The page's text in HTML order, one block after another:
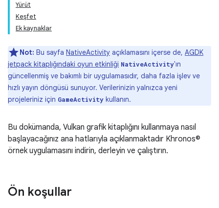
Yürüt
Keşfet
Ek kaynaklar
Not: Bu sayfa NativeActivity açıklamasını içerse de, AGDK
jetpack kitaplığındaki oyun etkinliği NativeActivity'ın
güncellenmiş ve bakımlı bir uygulamasıdır, daha fazla işlev ve
hızlı yayın döngüsü sunuyor. Verilerinizin yalnızca yeni
projeleriniz için GameActivity kullanın.
Bu dokümanda, Vulkan grafik kitaplığını kullanmaya nasıl
başlayacağınız ana hatlarıyla açıklanmaktadır Khronos©
örnek uygulamasını indirin, derleyin ve çalıştırın.
Ön koşullar